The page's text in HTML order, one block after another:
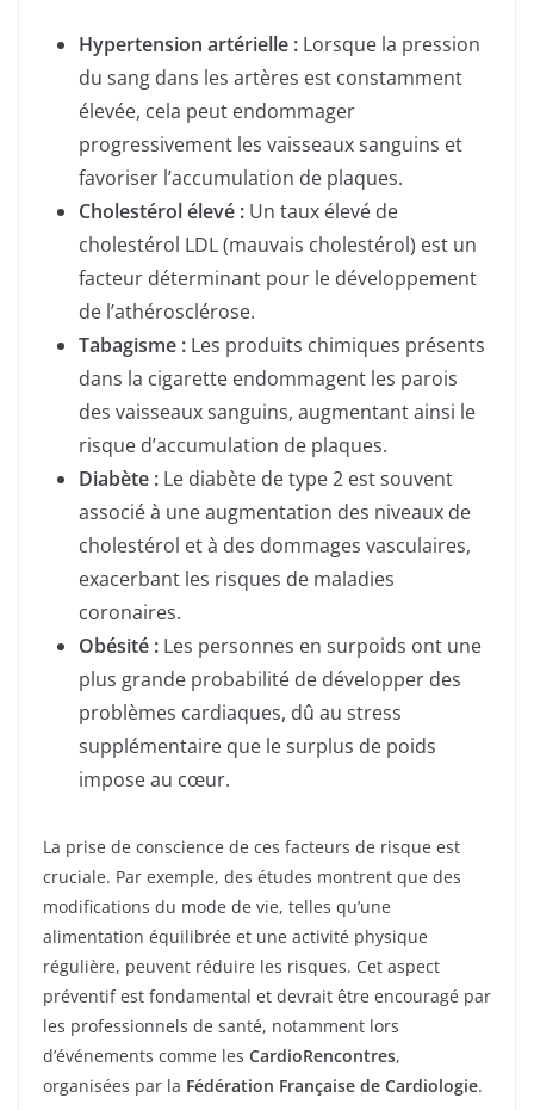
Hypertension artérielle : Lorsque la pression
du sang dans les artères est constamment
élevée, cela peut endommager
progressivement les vaisseaux sanguins et
favoriser l’accumulation de plaques.
Cholestérol élevé : Un taux élevé de
cholestérol LDL (mauvais cholestérol) est un
facteur déterminant pour le développement
de l’athérosclérose.
Tabagisme : Les produits chimiques présents
dans la cigarette endommagent les parois
des vaisseaux sanguins, augmentant ainsi le
risque d’accumulation de plaques.
Diabète : Le diabète de type 2 est souvent
associé à une augmentation des niveaux de
cholestérol et à des dommages vasculaires,
exacerbant les risques de maladies
coronaires.
Obésité : Les personnes en surpoids ont une
plus grande probabilité de développer des
problèmes cardiaques, dû au stress
supplémentaire que le surplus de poids
impose au cœur.
La prise de conscience de ces facteurs de risque est
cruciale. Par exemple, des études montrent que des
modifications du mode de vie, telles qu’une
alimentation équilibrée et une activité physique
régulière, peuvent réduire les risques. Cet aspect
préventif est fondamental et devrait être encouragé par
les professionnels de santé, notamment lors
d’événements comme les CardioRencontres,
organisées par la Fédération Française de Cardiologie.